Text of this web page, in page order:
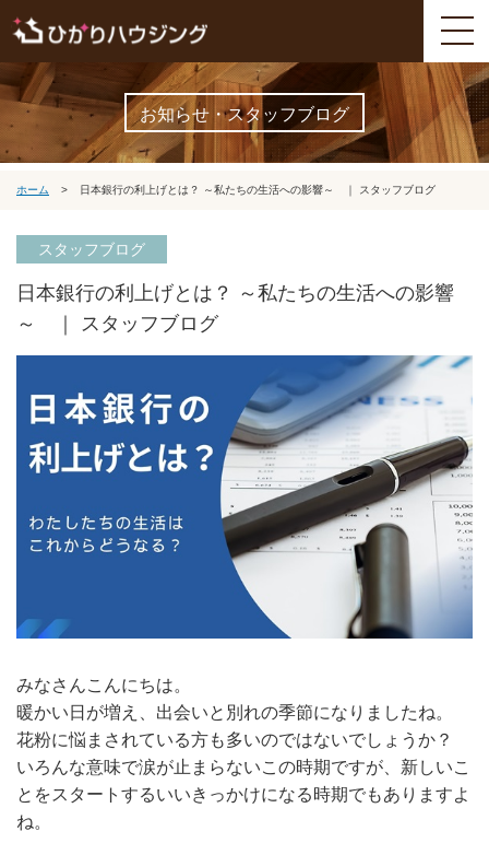
お知らせ・スタッフブログ
ホーム > 日本銀行の利上げとは？ ～私たちの生活への影響～ ｜ スタッフブログ
スタッフブログ
日本銀行の利上げとは？ ～私たちの生活への影響
～ ｜ スタッフブログ
みなさんこんにちは。
暖かい日が増え、出会いと別れの季節になりましたね。
花粉に悩まされている方も多いのではないでしょうか？
いろんな意味で涙が止まらないこの時期ですが、新しいこ
とをスタートするいいきっかけになる時期でもありますよ
ね。